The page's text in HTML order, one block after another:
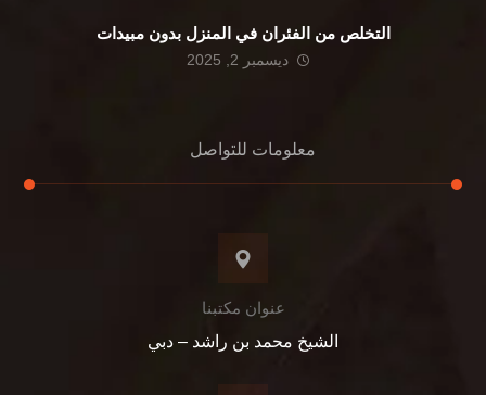
التخلص من الفئران في المنزل بدون مبيدات
ديسمبر 2, 2025
معلومات للتواصل
عنوان مكتبنا
الشيخ محمد بن راشد – دبي